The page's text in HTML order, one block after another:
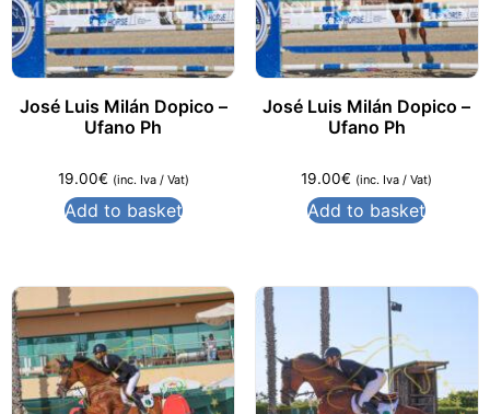
José Luis Milán Dopico –
Ufano Ph
19.00€ (inc. Iva / Vat)
Add to basket
José Luis Milán Dopico –
Ufano Ph
19.00€ (inc. Iva / Vat)
Add to basket